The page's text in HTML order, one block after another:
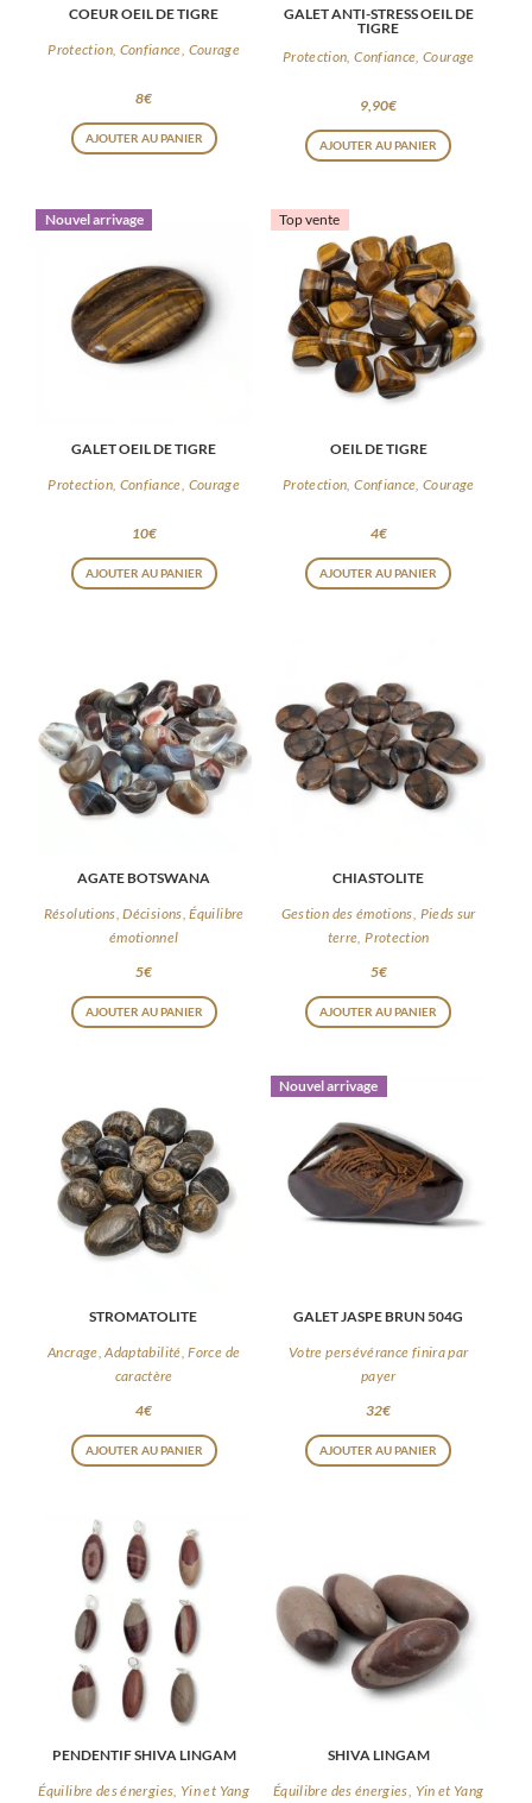
COEUR OEIL DE TIGRE
Protection, Confiance, Courage
8€
AJOUTER AU PANIER
GALET ANTI-STRESS OEIL DE
TIGRE
Protection, Confiance, Courage
9,90€
AJOUTER AU PANIER
Nouvel arrivage
GALET OEIL DE TIGRE
Protection, Confiance, Courage
10€
AJOUTER AU PANIER
Top vente
OEIL DE TIGRE
Protection, Confiance, Courage
4€
AJOUTER AU PANIER
AGATE BOTSWANA
Résolutions, Décisions, Équilibre
émotionnel
5€
AJOUTER AU PANIER
CHIASTOLITE
Gestion des émotions, Pieds sur
terre, Protection
5€
AJOUTER AU PANIER
STROMATOLITE
Ancrage, Adaptabilité, Force de
caractère
4€
AJOUTER AU PANIER
Nouvel arrivage
GALET JASPE BRUN 504G
Votre persévérance finira par
payer
32€
AJOUTER AU PANIER
PENDENTIF SHIVA LINGAM
Équilibre des énergies, Yin et Yang
SHIVA LINGAM
Équilibre des énergies, Yin et Yang